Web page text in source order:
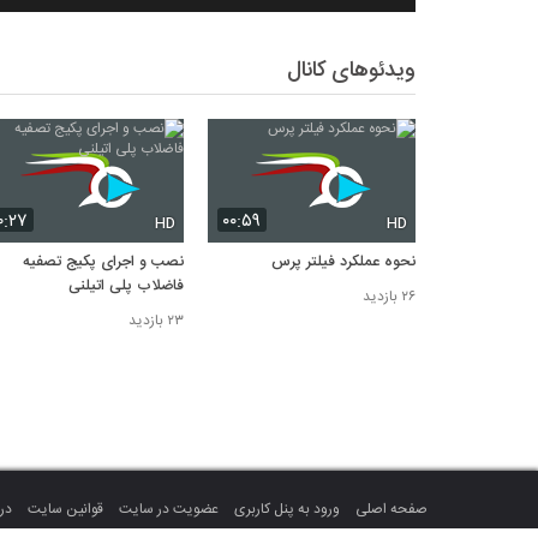
ویدئوهای کانال
۰۰:۵۹ HD
نحوه عملکرد فیلتر پرس
۲۶ بازدید
HD
نصب و اجرای پکیج تصفیه
فاضلاب پلی اتیلنی
۲۳ بازدید
صفحه اصلی ورود به پنل کاربری عضویت در سایت قوانین سایت